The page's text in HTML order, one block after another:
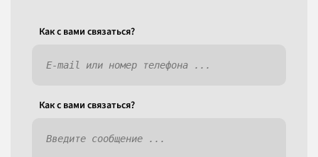
Как c вами связаться?
Как c вами связаться?